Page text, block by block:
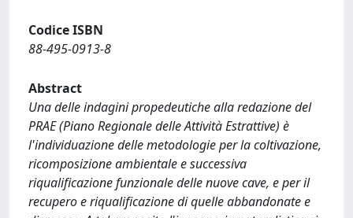
Codice ISBN
88-495-0913-8
Abstract
Una delle indagini propedeutiche alla redazione del
PRAE (Piano Regionale delle Attività Estrattive) è
l'individuazione delle metodologie per la coltivazione,
ricomposizione ambientale e successiva
riqualificazione funzionale delle nuove cave, e per il
recupero e riqualificazione di quelle abbandonate e